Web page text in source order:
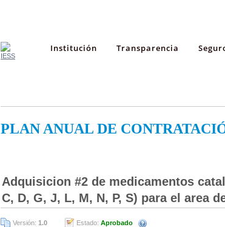
Institución Transparencia
PLAN ANUAL DE
Adquisicion #2 de medicamentos
C, D, G, J, L, M, N, P, S) para el area
Versión: 1.0 Estado: Aprobado